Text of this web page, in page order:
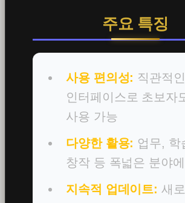
주요 특징
사용 편의성: 직관적인
인터페이스로 초보자
사용 가능
다양한 활용: 업무, 학
창작 등 폭넓은 분야
지속적 업데이트: 새